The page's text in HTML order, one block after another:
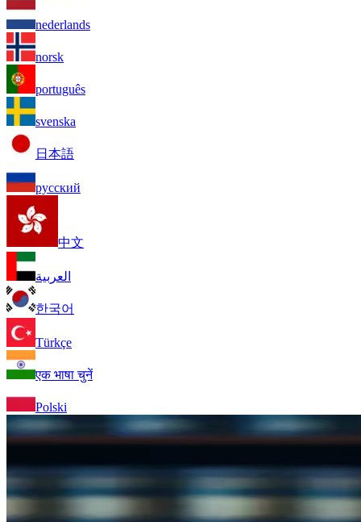
nederlands
norsk
português
svenska
日本語
русский
中文
العربية
한국어
Türkçe
एक भाषा चुनें
Polski